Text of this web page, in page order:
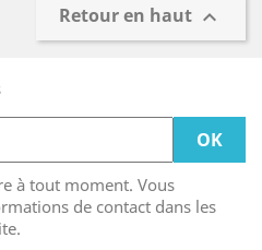
Retour en haut 
à tout moment. Vous
de contact dans les